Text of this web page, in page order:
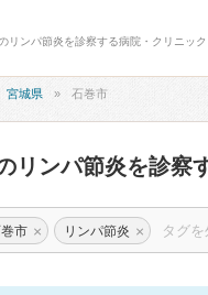
リンパ節炎を診察する病院・クリニッ
宮城県 石巻市
リンパ節炎を診察
市 × リンパ節炎 ×